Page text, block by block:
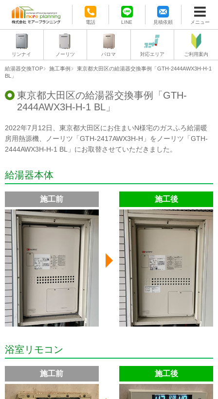
電話 LINE 見積依頼 メニュー
リンナイ ノーリツ パロマ 対応エリア ご利用案内
給湯器交換TOP 施工事例
東京都大田区の給湯器交換事例「GTH-2444AWX3H-H-1
BL」
東京都大田区の給湯器交換事例「GTH-
2444AWX3H-H-1 BL」
2022年7月12日、東京都大田区にお住まいN様宅のガスふろ給湯暖
房用熱源機、ノーリツ「GTH-2417AWX3H-H」をノーリツ「GTH-
2444AWX3H-H-1 BL」にお取替させていただきました。
給湯器本体
施工前 施工後
浴室リモコン
施工前 施工後